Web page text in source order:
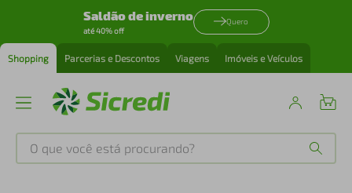
Saldão de inverno
até 40% off
Quero
Shopping Parcerias e Descontos Viagens Imóveis e Veículos
O que você está procurando?